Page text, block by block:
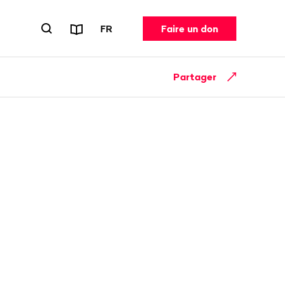
Ouvrir le formulaire de recherche
Rapports et dépliants
FR CHANGER DE LANGUE. LANGUE
Faire un don
Partager